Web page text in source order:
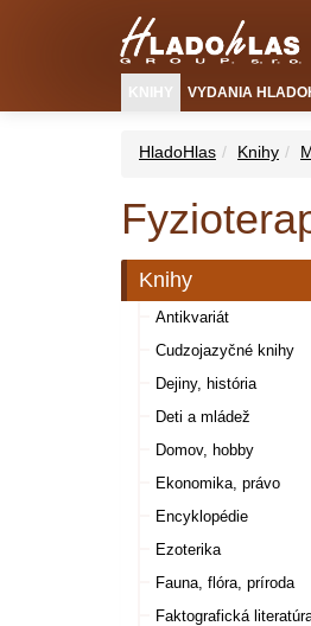
KNIHY VYDANIA
HladoHlas Knihy
Knihy
Antikvariát
Cudzojazyčné knihy
Dejiny, história
Deti a mládež
Domov, hobby
Ekonomika, právo
Encyklopédie
Ezoterika
Fauna, flóra, príroda
Faktografická